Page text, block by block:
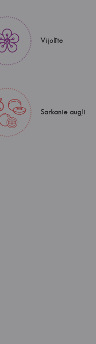
Vijolīte
Sarkanie augļi